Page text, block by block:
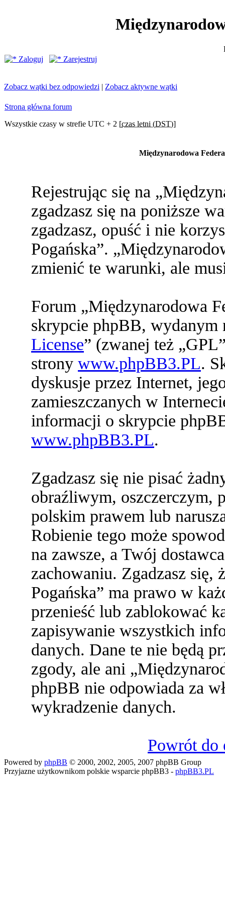
Zaloguj
Zarejestruj
Zobacz wątki bez odpowiedzi | Zobacz aktywne wątki
Strona główna forum
Wszystkie czasy w strefie UTC + 2 [czas letni (DST)]
Międzynarodowa
Rejestrując się na
zgadzasz się na poniższe
zgadzasz, opuść i nie
Pogańska”.
zmienić te warunki, ale
Forum „Międzynarodowa
skrypcie phpBB, wydanym
License” (zwanej też
strony www.phpBB3.PL.
dyskusje przez Internet,
zamieszczanych w
informacji o skrypcie
www.phpBB3.PL.
Zgadzasz się nie pisać
obraźliwym, oszczerczym,
polskim prawem lub
Robienie tego może
na zawsze, a Twój
zachowaniu. Zgadzasz się,
Pogańska” ma prawo w
przenieść lub zablokować
zapisywanie wszystkich
danych. Dane te nie będą
zgody, ale ani
phpBB nie odpowiada za
wykradzenie danych.
Powrót do
Powered by phpBB © 2000, 2002, 2005, 2007 phpBB Group
Przyjazne użytkownikom polskie wsparcie phpBB3 - phpBB3.PL